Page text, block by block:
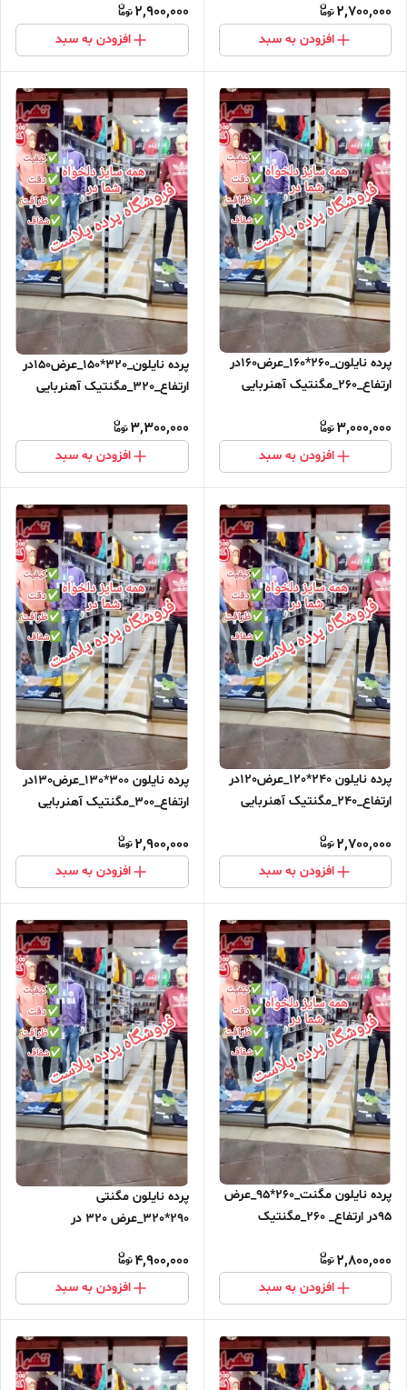
2,700,000
افزودن به سبد
2,900,000
افزودن به سبد
پرده نایلون_260*160_عرض160در
ارتفاع_260_مگنتیک آهنربایی
3,000,000
افزودن به سبد
پرده نایلون_320*150_عرض150در
ارتفاع_320_مگنتیک آهنربایی
3,300,000
افزودن به سبد
پرده نایلون 240*120_عرض120در
ارتفاع_240_مگنتیک آهنربایی
2,700,000
افزودن به سبد
پرده نایلون 300*130_عرض130در
ارتفاع_300_مگنتیک آهنربایی
2,900,000
افزودن به سبد
پرده نایلون مگنت_260*95_عرض
95در ارتفاع_ 260_مگنتیک
2,800,000
افزودن به سبد
پرده نایلون مگنتی
290*320_عرض 320 در
مغناطیسی ارسال رایگان
4,900,000
افزودن به سبد